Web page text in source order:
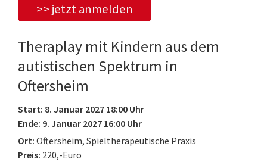
>> jetzt anmelden
Theraplay mit Kindern aus dem
autistischen Spektrum in
Oftersheim
Start: 8. Januar 2027 18:00 Uhr
Ende: 9. Januar 2027 16:00 Uhr
Ort: Oftersheim, Spieltherapeutische Praxis
Preis: 220,-Euro